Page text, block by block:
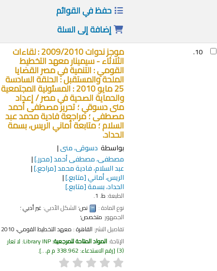
حفظ في القوائم
إضافة إلى السلة
10. موجز ندوات 2009/2010 : لقاءات
الثلاثاء - سيمينار معهد التخطيط
القومي : التنمية في مصر القضايا
الملحة والمستقبل : الحلقة السادسة
25 مايو 2010 : المسئولية المجتمعية
والحماية الصحية في مصر /إعداد
منى دسوقي ؛ تحرير مصطفى أحمد
مصطفى ؛ مراجعة فادية محمد عبد
السلام ؛ متابعة أماني الريس، بسمة
الحداد.
بواسطة دسوقى، منى
مصطفى، مصطفى أحمد[محرر.]
عبد السلام، فادية محمد[مراجع.]
الريس، أماني[متابع.]
الحداد، بسمة[متابع.]
الطبعة:ط. 1.
نوع المادة :
نص؛ الشكل الأدبي:غير أدبي؛
الجمهور:متخصص؛
تفاصيل النشر:القاهرة :معهد التخطيط القومي،2010
الإتاحة:المواد المتاحة للمرجعية:Library INP: لا تعار
رقم الاستدعاء:338.962 م م, .. .